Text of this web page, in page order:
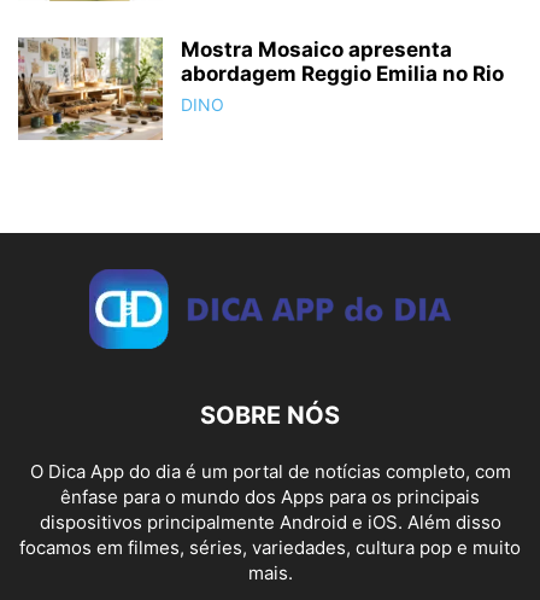
Mostra Mosaico apresenta
abordagem Reggio Emilia no Rio
DINO
SOBRE NÓS
O Dica App do dia é um portal de notícias completo, com
ênfase para o mundo dos Apps para os principais
dispositivos principalmente Android e iOS. Além disso
focamos em filmes, séries, variedades, cultura pop e muito
mais.